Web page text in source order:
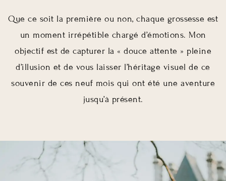
Que ce soit la première ou non, chaque grossesse est
un moment irrépétible chargé d’émotions. Mon
objectif est de capturer la « douce attente » pleine
d’illusion et de vous laisser l’héritage visuel de ce
souvenir de ces neuf mois qui ont été une aventure
jusqu’à présent.